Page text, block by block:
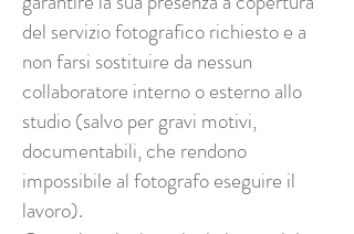
del servizio fotografico richiesto e a
non farsi sostituire da nessun
collaboratore interno o esterno allo
studio (salvo per gravi motivi,
documentabili, che rendono
impossibile al fotografo eseguire il
lavoro).